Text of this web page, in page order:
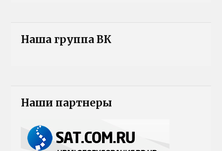
Наша группа ВК
Наши партнеры